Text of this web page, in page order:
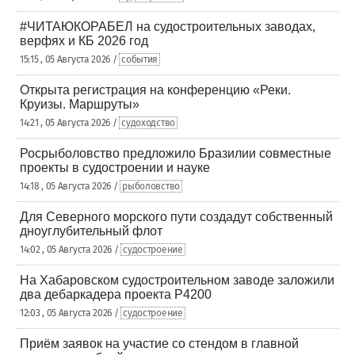
#ЧИТАЮКОРАБЕЛ на судостроительных заводах,
верфях и КБ 2026 год
15:15 , 05 Августа 2026 / события
Открыта регистрация на конференцию «Реки.
Круизы. Маршруты»
14:21 , 05 Августа 2026 / судоходство
Росрыболовство предложило Бразилии совместные
проекты в судостроении и науке
14:18 , 05 Августа 2026 / рыболовство
Для Северного морского пути создадут собственный
дноуглубительный флот
14:02 , 05 Августа 2026 / судостроение
На Хабаровском судостроительном заводе заложили
два дебаркадера проекта Р4200
12:03 , 05 Августа 2026 / судостроение
Приём заявок на участие со стендом в главной